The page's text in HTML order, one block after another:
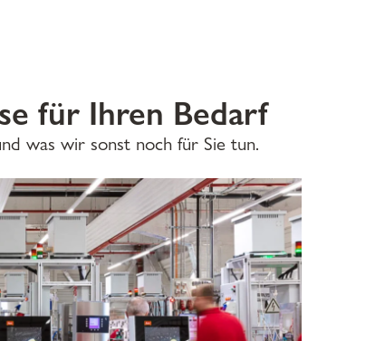
für Ihren Bedarf
was wir sonst noch für Sie tun.